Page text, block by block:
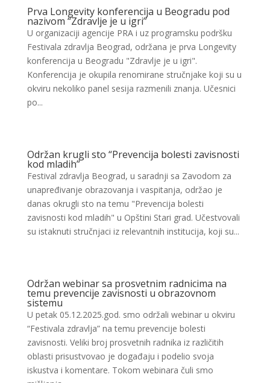
Prva Longevity konferencija u Beogradu pod
nazivom “Zdravlje je u igri”
U organizaciji agencije PRA i uz programsku podršku
Festivala zdravlja Beograd, održana je prva Longevity
konferencija u Beogradu "Zdravlje je u igri".
Konferencija je okupila renomirane stručnjake koji su u
okviru nekoliko panel sesija razmenili znanja. Učesnici
po...
Održan krugli sto “Prevencija bolesti zavisnosti
kod mladih”
Festival zdravlja Beograd, u saradnji sa Zavodom za
unapređivanje obrazovanja i vaspitanja, održao je
danas okrugli sto na temu "Prevencija bolesti
zavisnosti kod mladih" u Opštini Stari grad. Učestvovali
su istaknuti stručnjaci iz relevantnih institucija, koji su...
Održan webinar sa prosvetnim radnicima na
temu prevencije zavisnosti u obrazovnom
sistemu
U petak 05.12.2025.god. smo održali webinar u okviru
“Festivala zdravlja” na temu prevencije bolesti
zavisnosti. Veliki broj prosvetnih radnika iz različitih
oblasti prisustvovao je događaju i podelio svoja
iskustva i komentare. Tokom webinara čuli smo